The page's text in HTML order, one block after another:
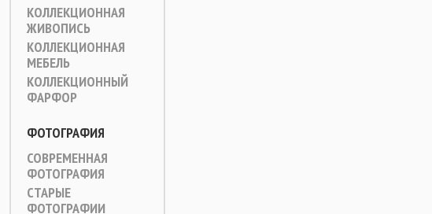
КОЛЛЕКЦИОННАЯ
ЖИВОПИСЬ
КОЛЛЕКЦИОННАЯ
МЕБЕЛЬ
КОЛЛЕКЦИОННЫЙ
ФАРФОР
ФОТОГРАФИЯ
СОВРЕМЕННАЯ
ФОТОГРАФИЯ
СТАРЫЕ
ФОТОГРАФИИ